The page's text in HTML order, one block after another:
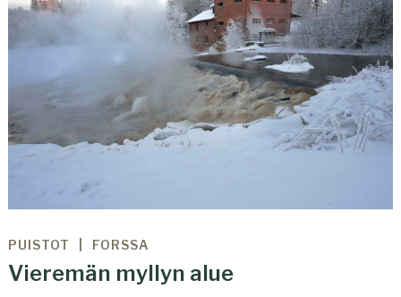
PUISTOT FORSSA
Vieremän myllyn alue